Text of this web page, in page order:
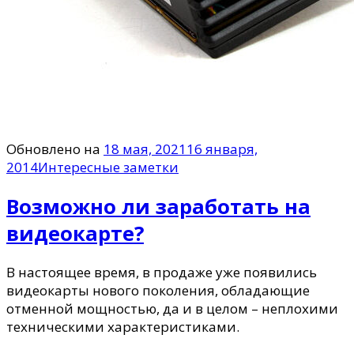
Обновлено на 18 мая, 202116 января,
2014Интересные заметки
Возможно ли заработать на
видеокарте?
В настоящее время, в продаже уже появились
видеокарты нового поколения, обладающие
отменной мощностью, да и в целом – неплохими
техническими характеристиками.